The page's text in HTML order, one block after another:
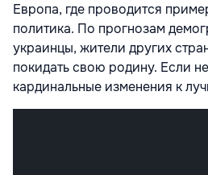
Европа, где проводится
политика. По прогнозам
украинцы, жители других
покидать свою родину. Если
кардинальные изменения к